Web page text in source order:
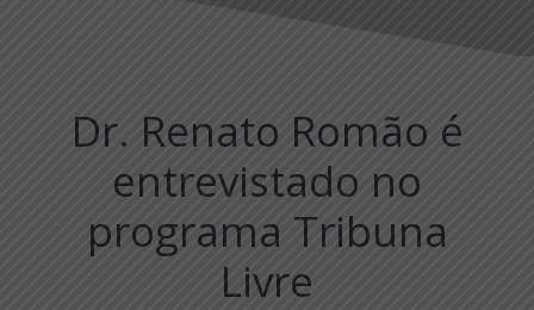
Dr. Renato Romão é
entrevistado no
programa Tribuna
Livre